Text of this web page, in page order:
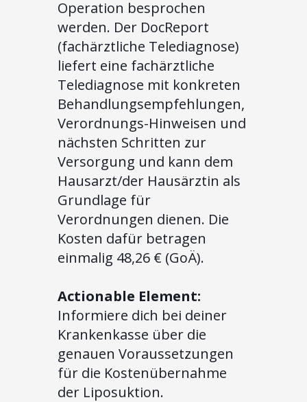
Operation besprochen
werden. Der DocReport
(fachärztliche Telediagnose)
liefert eine fachärztliche
Telediagnose mit konkreten
Behandlungsempfehlungen,
Verordnungs-Hinweisen und
nächsten Schritten zur
Versorgung und kann dem
Hausarzt/der Hausärztin als
Grundlage für
Verordnungen dienen. Die
Kosten dafür betragen
einmalig 48,26 € (GoÄ).
Actionable Element:
Informiere dich bei deiner
Krankenkasse über die
genauen Voraussetzungen
für die Kostenübernahme
der Liposuktion.